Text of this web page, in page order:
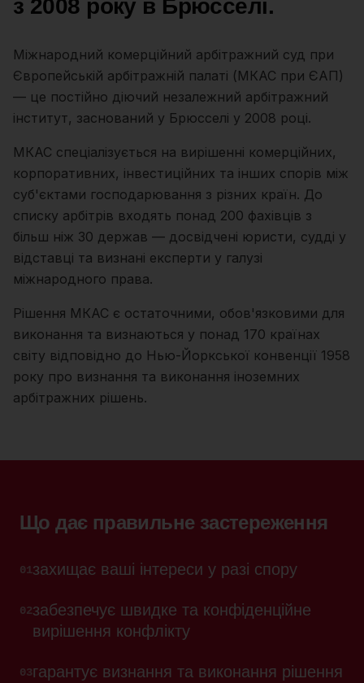
з 2008 року в Брюсселі.
Міжнародний комерційний арбітражний суд при
Європейській арбітражній палаті (МКАС при ЄАП)
— це постійно діючий незалежний арбітражний
інститут, заснований у Брюсселі у 2008 році.
МКАС спеціалізується на вирішенні комерційних,
корпоративних, інвестиційних та інших спорів між
суб'єктами господарювання з різних країн. До
списку арбітрів входять понад 200 фахівців з
більш ніж 30 держав — досвідчені юристи, судді у
відставці та визнані експерти у галузі
міжнародного права.
Рішення МКАС є остаточними, обов'язковими для
виконання та визнаються у понад 170 країнах
світу відповідно до Нью-Йоркської конвенції 1958
року про визнання та виконання іноземних
арбітражних рішень.
Що дає правильне застереження
01захищає ваші інтереси у разі спору
02забезпечує швидке та конфіденційне
вирішення конфлікту
03гарантує визнання та виконання рішення